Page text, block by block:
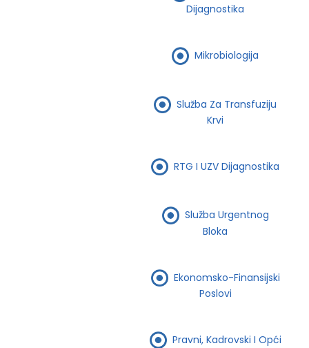
Dijagnostika
Mikrobiologija
Služba Za Transfuziju
Krvi
RTG I UZV Dijagnostika
Služba Urgentnog
Bloka
Ekonomsko-Finansijski
Poslovi
Pravni, Kadrovski I Opći